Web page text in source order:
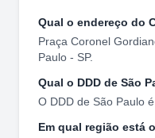
Qual o endereço do
Praça Coronel
Paulo - SP.
Qual o DDD de São
O DDD de São Paulo é
Em qual região está